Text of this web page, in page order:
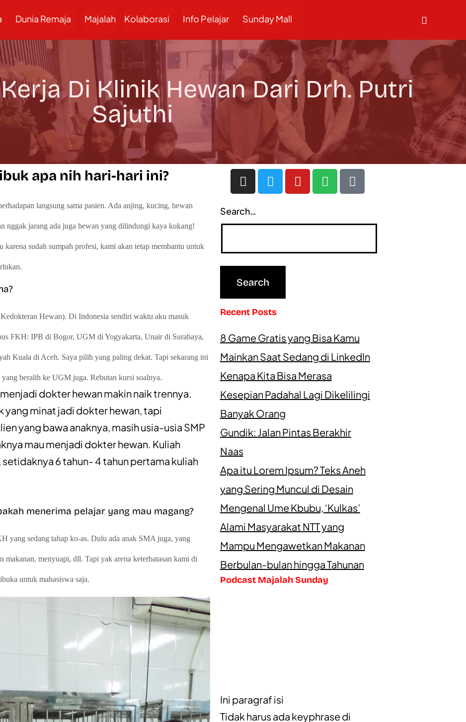
Dunia Remaja Majalah Kolaborasi Info Pelajar Sunday Mall
Di Klinik Hewan Dari Drh. Putri
Sajuthi
apa nih hari-hari ini?
langsung sama pasien. Ada anjing, kucing, hewan
nggak jarang ada juga hewan yang dilindungi kaya kukang!
karena sudah sumpah profesi, kami akan tetap membantu untuk
Hewan). Di Indonesia sendiri waktu aku masuk
FKH: IPB di Bogor, UGM di Yogyakarta, Unair di Surabaya,
Kuala di Aceh. Saya pilih yang paling dekat. Tapi sekarang ini
beralih ke UGM juga. Rebutan kursi soalnya.
dokter hewan makin naik trennya.
yang minat jadi dokter hewan, tapi
yang bawa anaknya, masih usia-usia SMP
mau menjadi dokter hewan. Kuliah
6 tahun- 4 tahun pertama kuliah
menerima pelajar yang mau magang?
yang sedang tahap ko-as. Dulu ada anak SMA juga, yang
makanan, menyuapi, dll. Tapi yak arena keterbatasan kami di
untuk mahasiswa saja.
Search…
Recent Posts
8 Game Gratis yang Bisa Kamu
Mainkan Saat Sedang di LinkedIn
Kenapa Kita Bisa Merasa
Kesepian Padahal Lagi Dikelilingi
Banyak Orang
Gundik: Jalan Pintas Berakhir
Naas
Apa itu Lorem Ipsum? Teks Aneh
yang Sering Muncul di Desain
Mengenal Ume Kbubu, ‘Kulkas’
Alami Masyarakat NTT yang
Mampu Mengawetkan Makanan
Berbulan-bulan hingga Tahunan
Podcast Majalah Sunday
Ini paragraf isi
Tidak harus ada keyphrase di